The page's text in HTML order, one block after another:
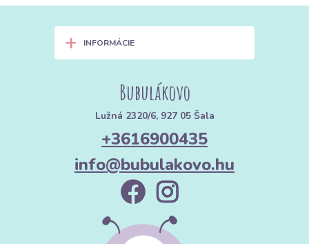
+ INFORMÁCIE
Bubulákovo
Lužná 2320/6, 927 05 Šala
+3616900435
info@bubulakovo.hu